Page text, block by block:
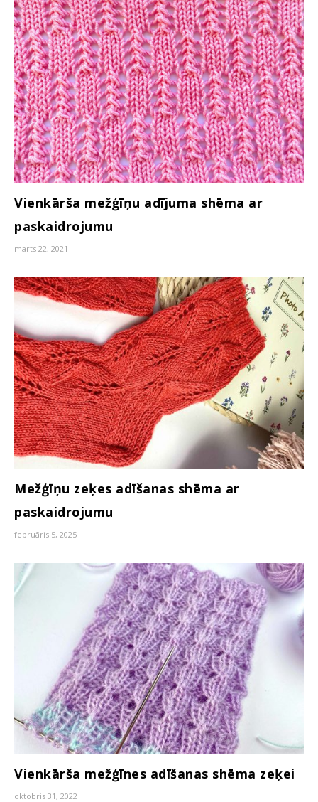
Vienkārša mežģīņu adījuma shēma ar
paskaidrojumu
marts 22, 2021
Mežģīņu zeķes adīšanas shēma ar
paskaidrojumu
februāris 5, 2025
Vienkārša mežģīnes adīšanas shēma zeķei
oktobris 31, 2022